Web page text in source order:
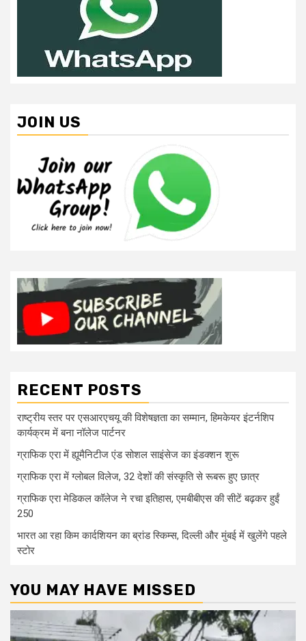
JOIN US
RECENT POSTS
राष्ट्रीय स्तर पर एसआरएचयू की विशेषज्ञता का सम्मान, हिमकेयर इंटर्नशिप
कार्यक्रम में बना नॉलेज पार्टनर
ग्राफिक एरा में ह्यूमैनिटीज एंड सोशल साइंसेज का इंडक्शन शुरू
ग्राफिक एरा में ग्लोबल विलेज, 32 देशों की संस्कृति से रूबरू हुए छात्र
ग्राफिक एरा मेडिकल कॉलेज ने रचा इतिहास, एमबीबीएस की सीटें बढ़कर हुईं
250
भारत आ रहा किम कार्दशियन का ब्रांड स्किम्स, दिल्ली और मुंबई में खुलेंगे पहले
स्टोर
YOU MAY HAVE MISSED